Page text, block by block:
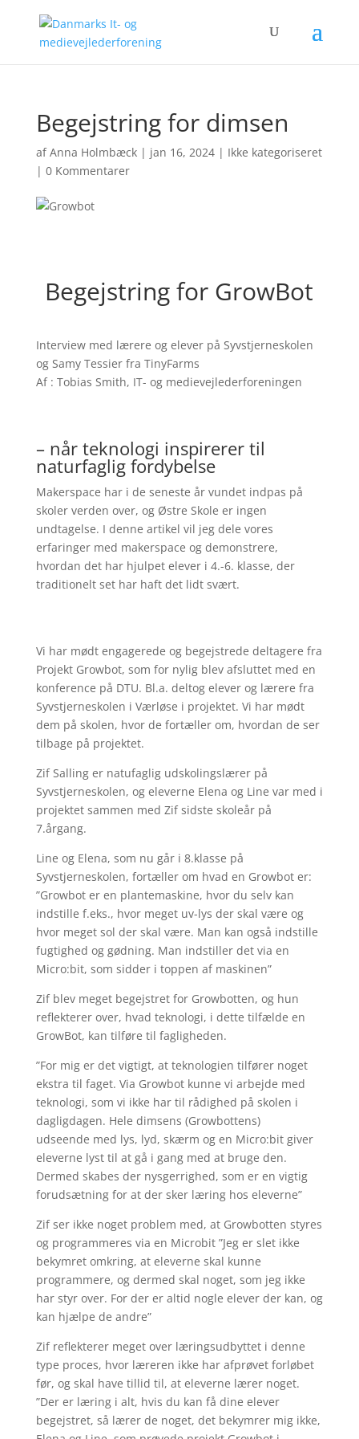
Begejstring for dimsen
afAnna Holmbæck| jan 16, 2024| Ikke kategoriseret
| 0 Kommentarer
Begejstring for GrowBot
Interview med lærere og elever på Syvstjerneskolen
og Samy Tessier fra TinyFarms
Af : Tobias Smith, IT- og medievejlederforeningen
– når teknologi inspirerer til
naturfaglig fordybelse
Makerspace har i de seneste år vundet indpas på
skoler verden over, og Østre Skole er ingen
undtagelse. I denne artikel vil jeg dele vores
erfaringer med makerspace og demonstrere,
hvordan det har hjulpet elever i 4.-6. klasse, der
traditionelt set har haft det lidt svært.
Vi har mødt engagerede og begejstrede deltagere fra
Projekt Growbot, som for nylig blev afsluttet med en
konference på DTU. Bl.a. deltog elever og lærere fra
Syvstjerneskolen i Værløse i projektet. Vi har mødt
dem på skolen, hvor de fortæller om, hvordan de ser
tilbage på projektet.
Zif Salling er natufaglig udskolingslærer på
Syvstjerneskolen, og eleverne Elena og Line var med i
projektet sammen med Zif sidste skoleår på
7.årgang.
Line og Elena, som nu går i 8.klasse på
Syvstjerneskolen, fortæller om hvad en Growbot er:
”Growbot er en plantemaskine, hvor du selv kan
indstille f.eks., hvor meget uv-lys der skal være og
hvor meget sol der skal være. Man kan også indstille
fugtighed og gødning. Man indstiller det via en
Micro:bit, som sidder i toppen af maskinen”
Zif blev meget begejstret for Growbotten, og hun
reflekterer over, hvad teknologi, i dette tilfælde en
GrowBot, kan tilføre til fagligheden.
”For mig er det vigtigt, at teknologien tilfører noget
ekstra til faget. Via Growbot kunne vi arbejde med
teknologi, som vi ikke har til rådighed på skolen i
dagligdagen. Hele dimsens (Growbottens)
udseende med lys, lyd, skærm og en Micro:bit giver
eleverne lyst til at gå i gang med at bruge den.
Dermed skabes der nysgerrighed, som er en vigtig
forudsætning for at der sker læring hos eleverne”
Zif ser ikke noget problem med, at Growbotten styres
og programmeres via en Microbit ”Jeg er slet ikke
bekymret omkring, at eleverne skal kunne
programmere, og dermed skal noget, som jeg ikke
har styr over. For der er altid nogle elever der kan, og
kan hjælpe de andre”
Zif reflekterer meget over læringsudbyttet i denne
type proces, hvor læreren ikke har afprøvet forløbet
før, og skal have tillid til, at eleverne lærer noget.
”Der er læring i alt, hvis du kan få dine elever
begejstret, så lærer de noget, det bekymrer mig ikke,